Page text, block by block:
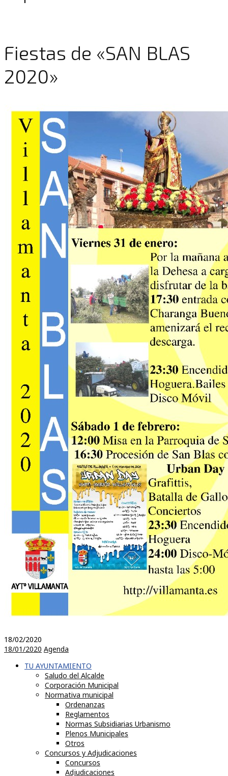
Fiestas de «SAN BLAS
2020»
18/02/2020
18/01/2020 Agenda
TU AYUNTAMIENTO
Saludo del Alcalde
Corporación Municipal
Normativa municipal
Ordenanzas
Reglamentos
Normas Subsidiarias Urbanismo
Plenos Municipales
Otros
Concursos y Adjudicaciones
Concursos
Adjudicaciones